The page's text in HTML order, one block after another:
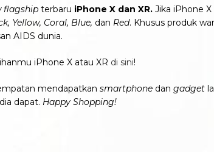
flagship terbaru iPhone X dan XR. Jika iPhone
Yellow, Coral, Blue, dan Red. Khusus produk
AIDS dunia.
iPhone X atau XR di sini!
mendapatkan smartphone dan gadget
dapat. Happy Shopping!